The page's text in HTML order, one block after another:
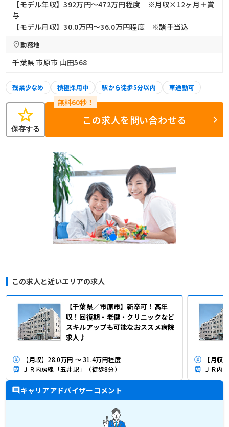
【モデル年収】392万円〜472万円程度 ※月収×12ヶ月＋賞
与
【モデル月収】30.0万円〜36.0万円程度 ※諸手当込
勤務地
千葉県 市原市 山田568
残業少なめ 積極採用中 駅から徒歩5分以内 車通勤可
star
保存する
この求人を問い合わせる
この求人と近いエリアの求人
【千葉県／市原市】新卒可！高年
収！回復期・老健・クリニックなど
スキルアップも可能なおススメ病院
求人♪
【月収】28.0万円 ～ 31.4万円程度
ＪＲ内房線「五井駅」（徒歩8分）
【月収
ＪＲ内
キャリアアドバイザーコメント